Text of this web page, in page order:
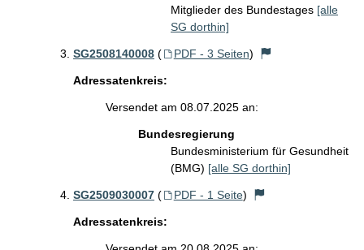
Mitglieder des Bundestages [alle
SG dorthin]
SG2508140008 ( PDF - 3 Seiten)
Adressatenkreis:
Versendet am 08.07.2025 an:
Bundesregierung
Bundesministerium für Gesundheit
(BMG) [alle SG dorthin]
SG2509030007 ( PDF - 1 Seite)
Adressatenkreis: